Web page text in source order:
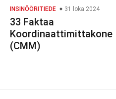
INSINÖÖRITIEDE 31 loka 2024
33 Faktaa
Koordinaattimittakone
(CMM)